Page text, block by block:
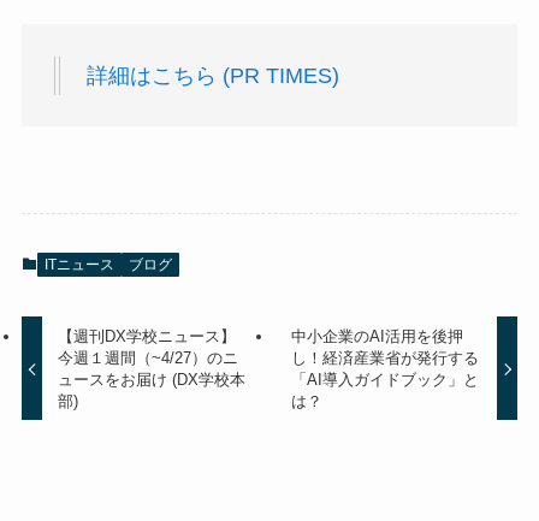
詳細はこちら (PR TIMES)
ITニュース ブログ
【週刊DX学校ニュース】
今週１週間（~4/27）のニ
ュースをお届け (DX学校本
部)
中小企業のAI活用を後押
し！経済産業省が発行する
「AI導入ガイドブック」と
は？